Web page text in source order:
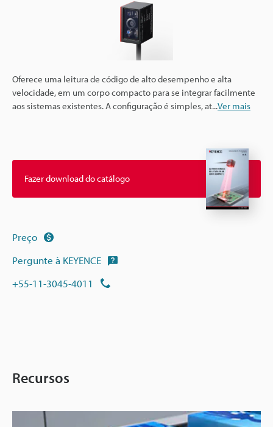
Oferece uma leitura de código de alto desempenho e alta
velocidade, em um corpo compacto para se integrar facilmente
aos sistemas existentes. A configuração é simples, at...Ver mais
Fazer download do catálogo
Preço
Pergunte à KEYENCE
+55-11-3045-4011
Recursos